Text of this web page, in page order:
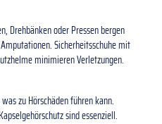
Drehbänken oder Pressen bergen
Sicherheitsschuhe mit
minimieren Verletzungen.
zu Hörschäden führen kann.
sind essenziell.